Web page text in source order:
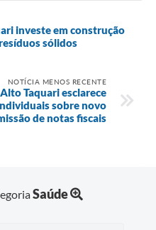
investe em construção
sólidos
NOTÍCIA MENOS RECENTE
Taquari esclarece
sobre novo
de notas fiscais
Saúde